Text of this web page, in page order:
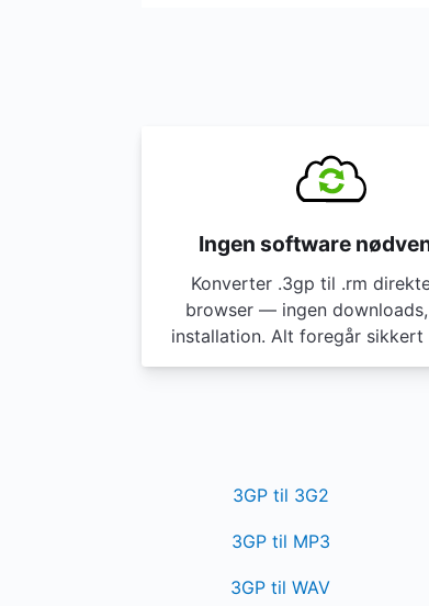
Ingen software
Konverter .3gp til .rm
browser — ingen
installation. Alt foregår sikkert
3GP til 3G2
3GP til MP3
3GP til WAV